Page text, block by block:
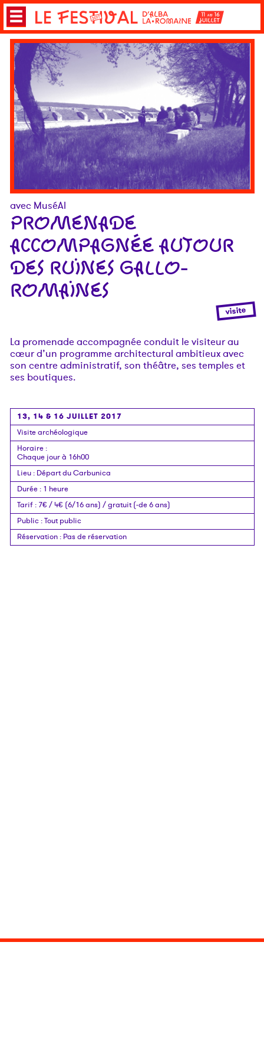
avec MuséAl
PROMENADE
ACCOMPAGNÉE AUTOUR
DES RUINES GALLO-
ROMAINES
visite
La promenade accompagnée conduit le visiteur au
cœur d’un programme architectural ambitieux avec
son centre administratif, son théâtre, ses temples et
ses boutiques.
13, 14 & 16 JUILLET 2017
Visite archéologique
Horaire:
Chaque jour à 16h00
Lieu: Départ du Carbunica
Durée: 1 heure
Tarif: 7€ / 4€ (6/16 ans) / gratuit (-de 6 ans)
Public:Tout public
Réservation: Pas de réservation